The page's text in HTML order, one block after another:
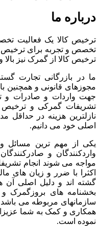
درباره ما
ترخیص کالا یک فعالیت
تخصص و تجربه برای ترخیص
ترخیص کالا از گمرک نیز
مجوزهای قانونی و همچنین
جهت واردات و صادرات و
تشریفات گمرکی و ترخیص
نازلترین هزینه در حداقل
اصلی خود می دانیم.
یکی از مهم ترین مسائل و
واردکنندگان و
مواجه می شوند انجام
اکثرا با ضرر و زیان های
گشته اند و دلیل اصلی آن
بخشنامه های
سازمانهای مربوطه می
همکاری و کمک به شما
نموده است.